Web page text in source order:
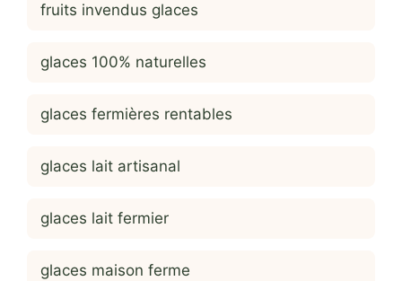
fruits invendus glaces
glaces 100% naturelles
glaces fermières rentables
glaces lait artisanal
glaces lait fermier
glaces maison ferme